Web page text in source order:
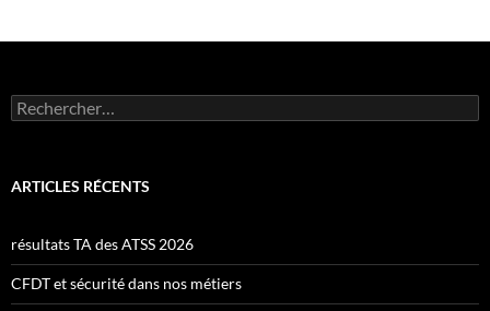
Rechercher :
ARTICLES RÉCENTS
résultats TA des ATSS 2026
CFDT et sécurité dans nos métiers